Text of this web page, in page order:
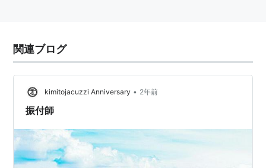
関連ブログ
kimitojacuzzi Anniversary • 2年前
振付師